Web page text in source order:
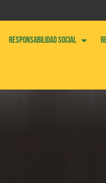
RESPONSABILIDAD SOCIAL